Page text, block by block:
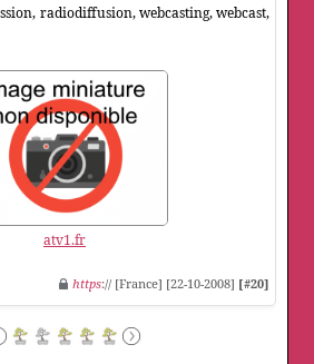
radiodiffusion, webcasting, webcast,
atv1.fr
https:// [France] [22-10-2008] [#20]